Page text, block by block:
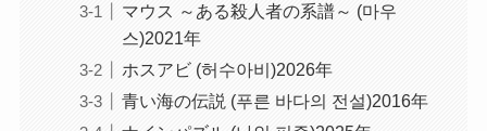
マウス ～ある殺人者の系譜～ (마우
스)2021年
ホスアビ (허수아비)2026年
青い海の伝説 (푸른 바다의 전설)2016年